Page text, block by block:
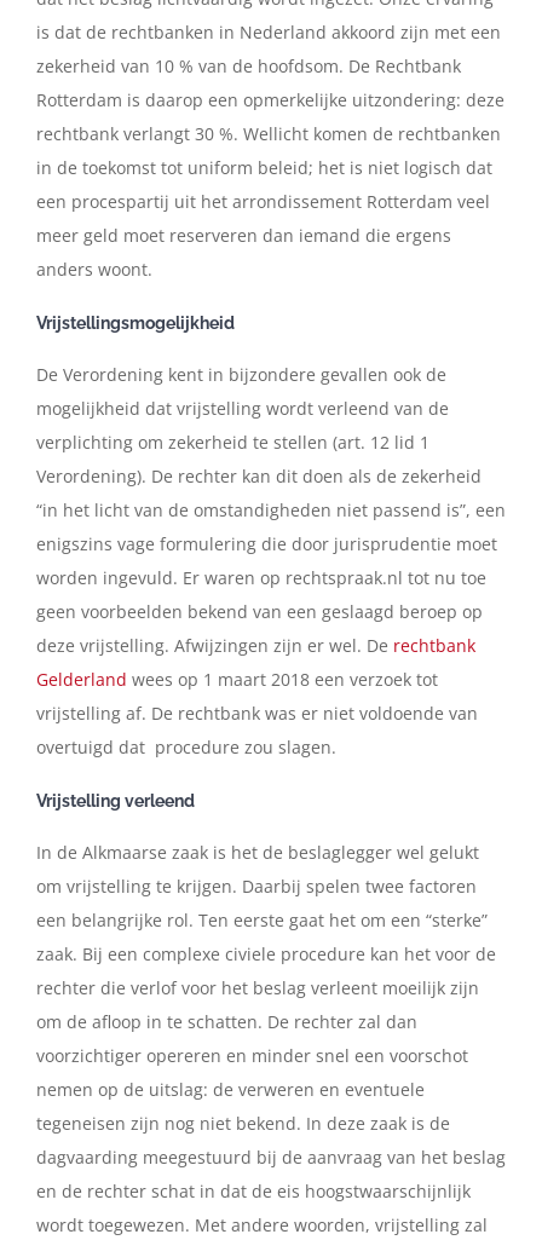
is dat de rechtbanken in Nederland akkoord zijn met een
zekerheid van 10 % van de hoofdsom. De Rechtbank
Rotterdam is daarop een opmerkelijke uitzondering: deze
rechtbank verlangt 30 %. Wellicht komen de rechtbanken
in de toekomst tot uniform beleid; het is niet logisch dat
een procespartij uit het arrondissement Rotterdam veel
meer geld moet reserveren dan iemand die ergens
anders woont.
Vrijstellingsmogelijkheid
De Verordening kent in bijzondere gevallen ook de
mogelijkheid dat vrijstelling wordt verleend van de
verplichting om zekerheid te stellen (art. 12 lid 1
Verordening). De rechter kan dit doen als de zekerheid
“in het licht van de omstandigheden niet passend is”, een
enigszins vage formulering die door jurisprudentie moet
worden ingevuld. Er waren op rechtspraak.nl tot nu toe
geen voorbeelden bekend van een geslaagd beroep op
deze vrijstelling. Afwijzingen zijn er wel. De rechtbank
Gelderland wees op 1 maart 2018 een verzoek tot
vrijstelling af. De rechtbank was er niet voldoende van
overtuigd dat procedure zou slagen.
Vrijstelling verleend
In de Alkmaarse zaak is het de beslaglegger wel gelukt
om vrijstelling te krijgen. Daarbij spelen twee factoren
een belangrijke rol. Ten eerste gaat het om een “sterke”
zaak. Bij een complexe civiele procedure kan het voor de
rechter die verlof voor het beslag verleent moeilijk zijn
om de afloop in te schatten. De rechter zal dan
voorzichtiger opereren en minder snel een voorschot
nemen op de uitslag: de verweren en eventuele
tegeneisen zijn nog niet bekend. In deze zaak is de
dagvaarding meegestuurd bij de aanvraag van het beslag
en de rechter schat in dat de eis hoogstwaarschijnlijk
wordt toegewezen. Met andere woorden, vrijstelling zal